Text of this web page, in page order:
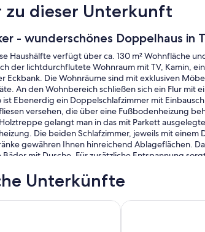
zu dieser Unterkunft
- wunderschönes Doppelhaus in
Haushälfte verfügt über ca. 130 m² Wohnfläche
der lichtdurchflutete Wohnraum mit TV, Kamin,
Eckbank. Die Wohnräume sind mit exklusiven
An den Wohnbereich schließen sich ein Flur
ist Ebenerdig ein Doppelschlafzimmer mit
versehen, die über eine Fußbodenheizung
gelangt man in das mit Parkett
Die beiden Schlafzimmer, jeweils mit
gewähren Ihnen hinreichend Ablageflächen.
mit Dusche. Für zusätzliche Entspannung
Blick bis zum Wasser erfüllt jeden Urlaubstraum.
mit Stellplatz, Caport, Abstellraum, großer
Unterkünfte
- stilvolle und ganz besondersRechte Haushälfte